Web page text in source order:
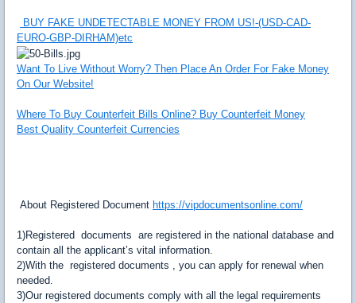
BUY FAKE UNDETECTABLE MONEY FROM US!-(USD-CAD-
EURO-GBP-DIRHAM)etc
Want To Live Without Worry? Then Place An Order For Fake Money
On Our Website!
Where To Buy Counterfeit Bills Online? Buy Counterfeit Money
Best Quality Counterfeit Currencies
About Registered Document https://vipdocumentsonline.com/
1)Registered documents are registered in the national database and
contain all the applicant’s vital information.
2)With the registered documents , you can apply for renewal when
needed.
3)Our registered documents comply with all the legal requirements